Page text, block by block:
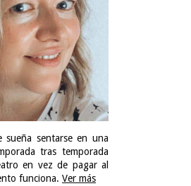
sueña sentarse en una
tras temporada
en vez de pagar al
funciona. Ver más